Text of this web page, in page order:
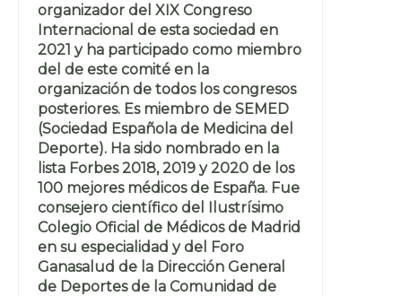
organizador del XIX Congreso
Internacional de esta sociedad en
2021 y ha participado como miembro
del de este comité en la
organización de todos los congresos
posteriores. Es miembro de SEMED
(Sociedad Española de Medicina del
Deporte). Ha sido nombrado en la
lista Forbes 2018, 2019 y 2020 de los
100 mejores médicos de España. Fue
consejero científico del Ilustrísimo
Colegio Oficial de Médicos de Madrid
en su especialidad y del Foro
Ganasalud de la Dirección General
de Deportes de la Comunidad de